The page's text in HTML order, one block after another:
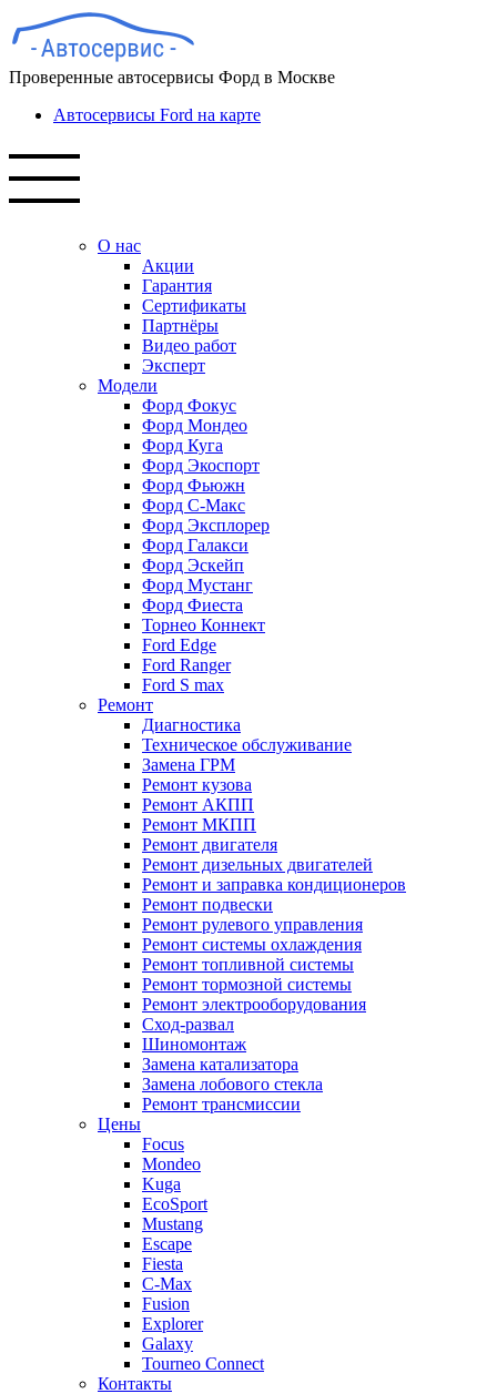
Проверенные автосервисы Форд в Москве
Автосервисы Ford на карте
О нас
Акции
Гарантия
Сертификаты
Партнёры
Видео работ
Эксперт
Модели
Форд Фокус
Форд Мондео
Форд Куга
Форд Экоспорт
Форд Фьюжн
Форд С-Макс
Форд Эксплорер
Форд Галакси
Форд Эскейп
Форд Мустанг
Форд Фиеста
Торнео Коннект
Ford Edge
Ford Ranger
Ford S max
Ремонт
Диагностика
Техническое обслуживание
Замена ГРМ
Ремонт кузова
Ремонт АКПП
Ремонт МКПП
Ремонт двигателя
Ремонт дизельных двигателей
Ремонт и заправка кондиционеров
Ремонт подвески
Ремонт рулевого управления
Ремонт системы охлаждения
Ремонт топливной системы
Ремонт тормозной системы
Ремонт электрооборудования
Сход-развал
Шиномонтаж
Замена катализатора
Замена лобового стекла
Ремонт трансмиссии
Цены
Focus
Mondeo
Kuga
EcoSport
Mustang
Escape
Fiesta
C-Max
Fusion
Explorer
Galaxy
Tourneo Connect
Контакты